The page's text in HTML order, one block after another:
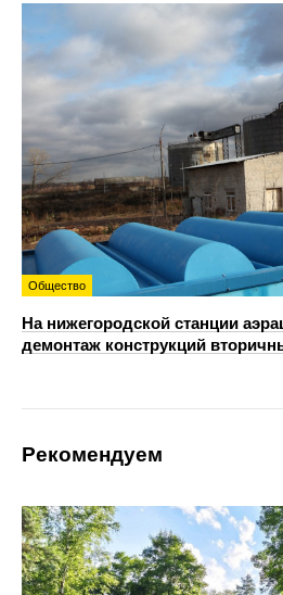
Общество
На нижегородской станции
демонтаж конструкций
Рекомендуем